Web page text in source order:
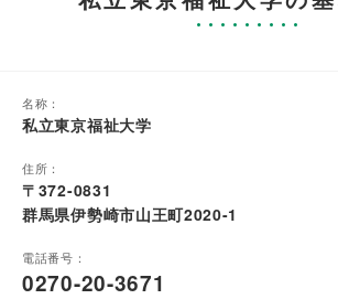
名称：
私立東京福祉大学
住所：
〒372-0831
群馬県伊勢崎市山王町2020-1
電話番号：
0270-20-3671